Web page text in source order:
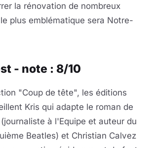
la rénovation de nombreux
plus emblématique sera Notre-
- note : 8/10
"Coup de tête", les éditions
Kris qui adapte le roman de
à l'Equipe et auteur du
Beatles) et Christian Calvez